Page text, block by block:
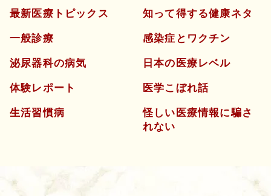
最新医療トピックス
一般診療
泌尿器科の病気
体験レポート
生活習慣病
知って得する健康ネタ
感染症とワクチン
日本の医療レベル
医学こぼれ話
怪しい医療情報に騙さ
れない